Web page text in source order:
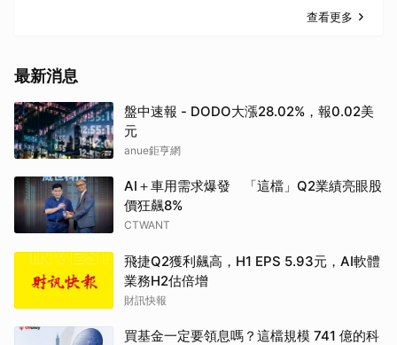
查看更多
最新消息
盤中速報 - DODO大漲28.02%，報0.02美
元
anue鉅亨網
AI＋車用需求爆發 「這檔」Q2業績亮眼股
價狂飆8%
CTWANT
飛捷Q2獲利飆高，H1 EPS 5.93元，AI軟體
業務H2估倍增
財訊快報
買基金一定要領息嗎？這檔規模 741 億的科